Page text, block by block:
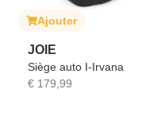
Ajouter
JOIE
Siège auto I-Irvana
€ 179,99